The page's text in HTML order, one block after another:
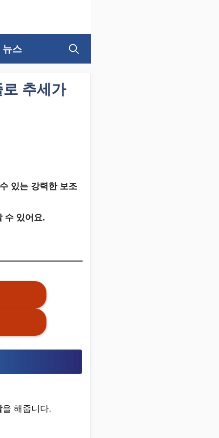
뉴스
추세가
있는 강력한 보조
수 있어요.
을 해줍니다.